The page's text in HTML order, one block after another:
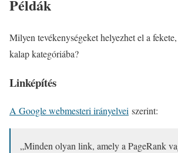
Példák
Milyen tevékenységeket helyezhet el a
kalap kategóriába?
Linképítés
A Google webmesteri irányelvei szerint:
„Minden olyan link, amely a PageRank